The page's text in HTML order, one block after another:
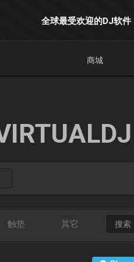
全球最受欢迎的DJ软件
商城
触垫 其它